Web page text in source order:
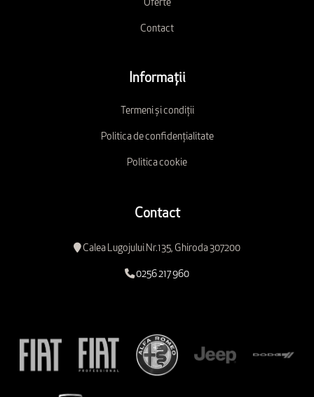
Oferte
Contact
Informații
Termeni și condiții
Politica de confidențialitate
Politica cookie
Contact
Calea Lugojului Nr.135, Ghiroda 307200
0256 217 960